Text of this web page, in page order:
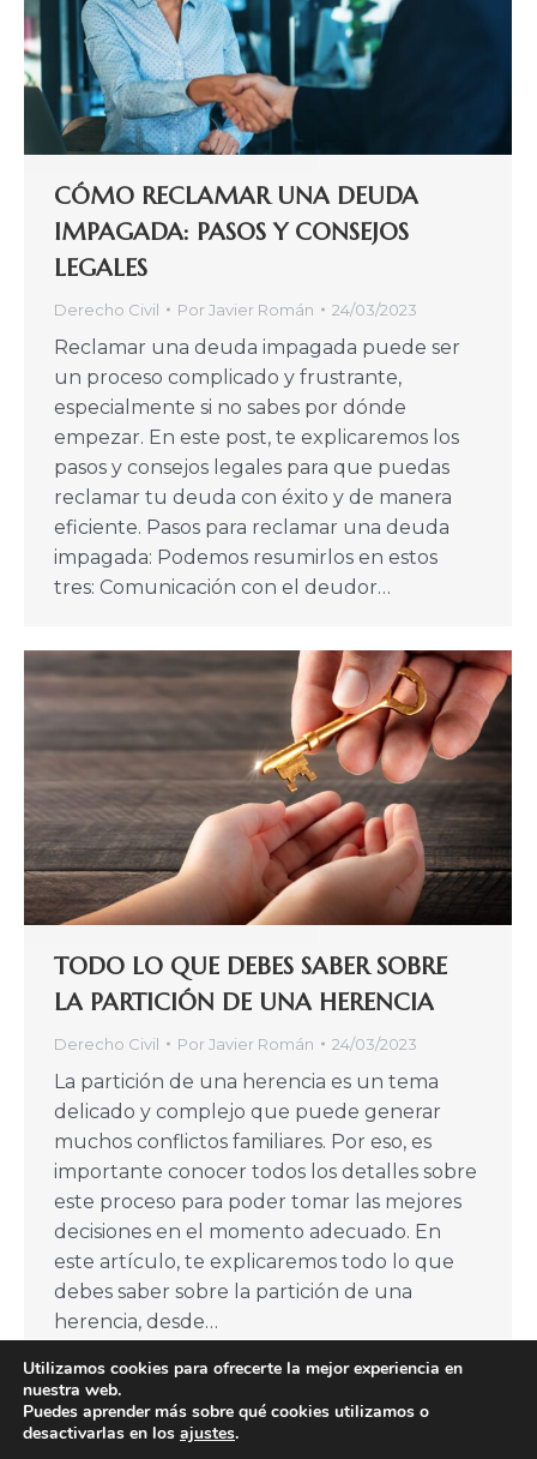
CÓMO RECLAMAR UNA DEUDA
IMPAGADA: PASOS Y CONSEJOS
LEGALES
Derecho Civil PorJavier Román 24/03/2023
Reclamar una deuda impagada puede ser
un proceso complicado y frustrante,
especialmente si no sabes por dónde
empezar. En este post, te explicaremos los
pasos y consejos legales para que puedas
reclamar tu deuda con éxito y de manera
eficiente. Pasos para reclamar una deuda
impagada: Podemos resumirlos en estos
tres: Comunicación con el deudor…
TODO LO QUE DEBES SABER SOBRE
LA PARTICIÓN DE UNA HERENCIA
Derecho Civil PorJavier Román 24/03/2023
La partición de una herencia es un tema
delicado y complejo que puede generar
muchos conflictos familiares. Por eso, es
importante conocer todos los detalles sobre
este proceso para poder tomar las mejores
decisiones en el momento adecuado. En
este artículo, te explicaremos todo lo que
debes saber sobre la partición de una
herencia, desde…
Utilizamos cookies para ofrecerte la mejor experiencia en
nuestra web.
Puedes aprender más sobre qué cookies utilizamos o
desactivarlas en los ajustes.